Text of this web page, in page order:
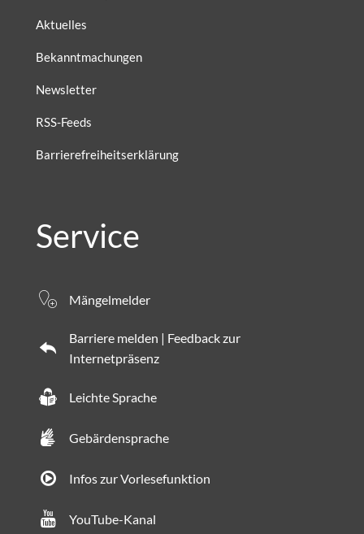
Aktuelles
Bekanntmachungen
Newsletter
RSS-Feeds
Barrierefreiheitserklärung
Service
Mängelmelder
Barriere melden | Feedback zur
Internetpräsenz
Leichte Sprache
Gebärdensprache
Infos zur Vorlesefunktion
YouTube-Kanal